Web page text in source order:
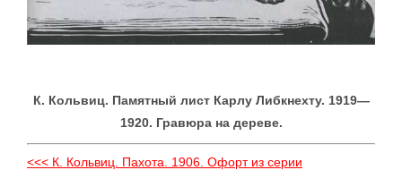
К. Кольвиц. Памятный лист Карлу Либкнехту. 1919—
1920. Гравюра на дереве.
<<< К. Кольвиц. Пахота. 1906. Офорт из серии